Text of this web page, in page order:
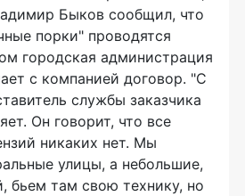
Быков сообщил, что
порки" проводятся
городская администрация
с компанией договор. "С
службы заказчика
Он говорит, что все
никаких нет. Мы
улицы, а небольшие,
бьем там свою технику, но